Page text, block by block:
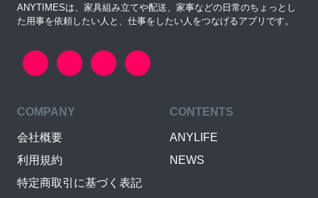
ANYTIMESは、家具組み立てや配送、家事などの日常のちょっとし
た用事を依頼したい人と、仕事をしたい人をつなげるアプリです。
COMPANY
会社概要
利用規約
特定商取引に基づく表記
CONTENTS
ANYLIFE
NEWS